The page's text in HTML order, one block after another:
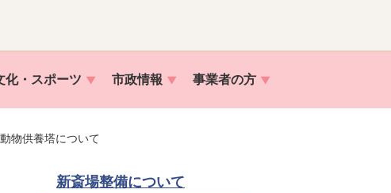
化・スポーツ 市政情報 事業者の方
動物供養塔について
新斎場整備について